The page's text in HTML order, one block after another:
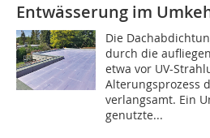
Entwässerung im
Die
durch die
etwa vor UV-
Alterungsprozess
verlangsamt. Ein
genutzte...